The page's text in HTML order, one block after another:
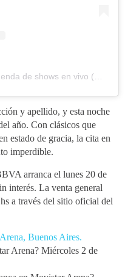
y apellido, y esta noche
año. Con clásicos que
estado de gracia, la cita en
imperdible.
arranca el lunes 20 de
interés. La venta general
a través del sitio oficial del
Buenos Aires.
Arena? Miércoles 2 de